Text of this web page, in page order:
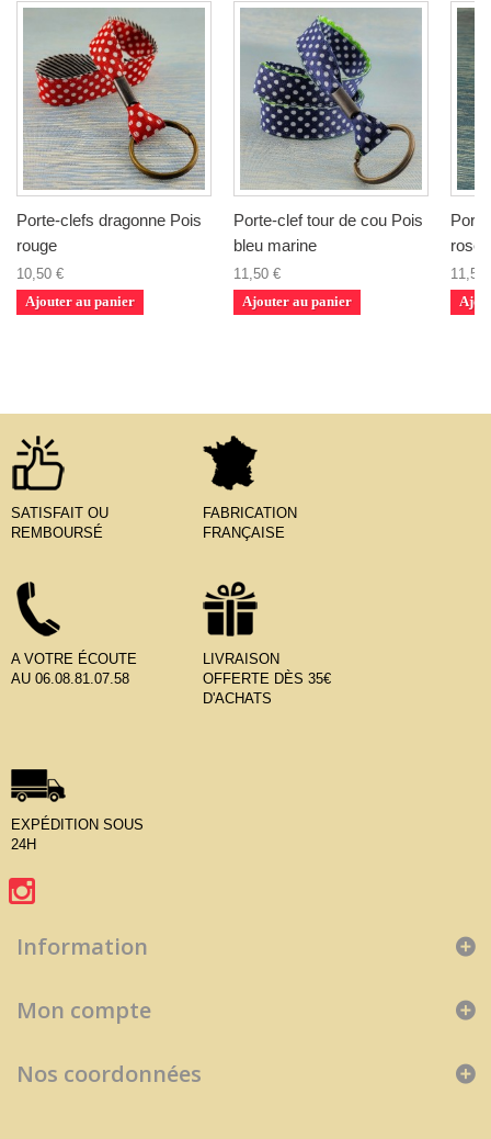
Porte-clefs dragonne Pois
rouge
10,50 €
Ajouter au panier
Porte-clef tour de cou Pois
bleu marine
11,50 €
Ajouter au panier
rose
11,50
SATISFAIT OU
REMBOURSÉ
FABRICATION
FRANÇAISE
A VOTRE ÉCOUTE
AU 06.08.81.07.58
LIVRAISON
OFFERTE DÈS 35€
D'ACHATS
EXPÉDITION SOUS
24H
Information
Mon compte
Nos coordonnées